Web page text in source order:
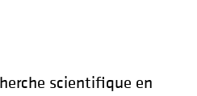
scientifique en